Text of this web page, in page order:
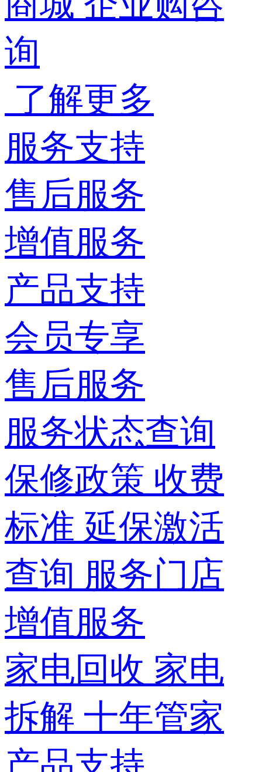
询
了解更多
服务支持
售后服务
增值服务
产品支持
会员专享
售后服务
服务状态查询
保修政策 收费
标准 延保激活
查询 服务门店
增值服务
家电回收 家电
拆解 十年管家